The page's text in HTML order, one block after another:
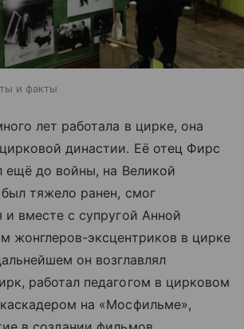
и факты
лет работала в цирке, она
династии. Её отец Фирс
ещё до войны, на Великой
тяжело ранен, смог
и вместе с супругой Анной
жонглеров-эксцентриков в цирке
он возглавлял
работал педагогом в цирковом
на «Мосфильме»,